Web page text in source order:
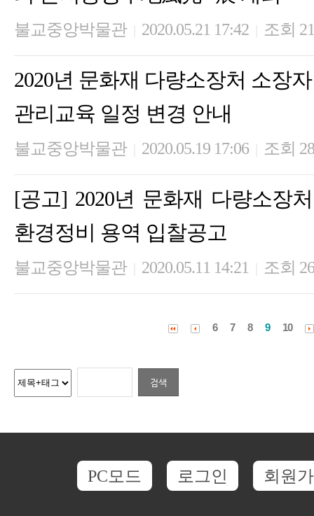
불교중앙박물관 2020.05.21 17:42 조회
2020년 문화재 다량소장처 소장
관리교육 일정 변경 안내
불교중앙박물관 2020.05.19 17:06 조회
[공고] 2020년 문화재 다량소장
환경정비 용역 입찰공고
불교중앙박물관 2020.05.11 14:21 조회
6 7 8 9 10
PC모드 로그인 회원